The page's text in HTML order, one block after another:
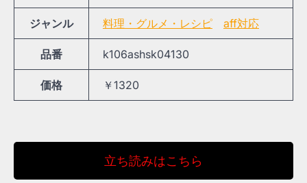
ジャンル 料理・グルメ・レシピ aff対応
品番 k106ashsk04130
価格 ￥1320
立ち読みはこちら